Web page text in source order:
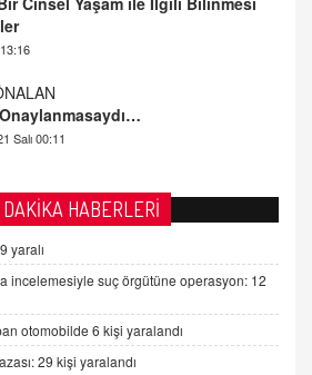
Salı 00:11
CAN DOĞAN
korunması ve dijital hukukun
Geldi, Hangi Önlemler Alınmalı?
DAKİKA HABERLERİ
yaralı
incelemesiyle suç örgütüne operasyon: 12
otomobilde 6 kişi yaralandı
29 kişi yaralandı